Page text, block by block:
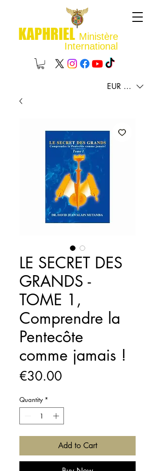
KAPHRIEL Ministère
International
EUR (€)
LE SECRET DES
GRANDS -
TOME 1,
Comprendre la
Pentecôte
comme jamais !
€30.00
Quantity *
Add to Cart